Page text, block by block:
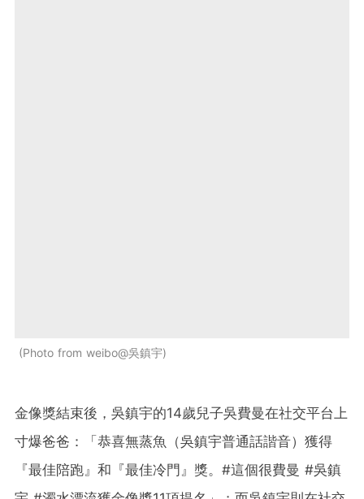
Photo from weibo@吳鎮宇
金像獎結束後，吳鎮宇的14歲兒子吳費曼在社交平台上
寸爆爸爸：「恭喜無蒸魚（吳鎮宇普通話諧音）獲得
『最佳陪跑』和『最佳冷門』獎。#這個很費曼 #吳鎮